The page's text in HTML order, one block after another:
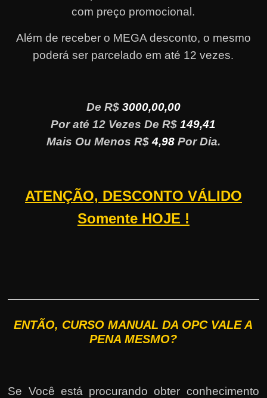
com preço promocional.
Além de receber o MEGA desconto, o mesmo
poderá ser parcelado em até 12 vezes.
De R$ 3000,00,00
Por até 12 Vezes De R$149,41
Mais Ou Menos R$4,98Por Dia.
ATENÇÃO, DESCONTO VÁLIDO
Somente HOJE !
ENTÃO, CURSO MANUAL DA OPC VALE A
PENA MESMO?
Se Você está procurando obter conhecimento